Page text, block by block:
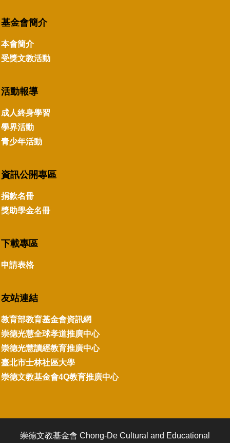
基金會簡介
本會簡介
受獎文教活動
活動報導
成人終身學習
學界活動
青少年活動
資訊公開專區
捐款名冊
獎助學金名冊
下載專區
申請表格
友站連結
教育部教育基金會資訊網
崇德光慧全球孝道推廣中心
崇德光慧讀經教育推廣中心
臺北市士林社區大學
崇德文教基金會4Q教育推廣中心
崇德文教基金會 Chong-De Cultural and Educational